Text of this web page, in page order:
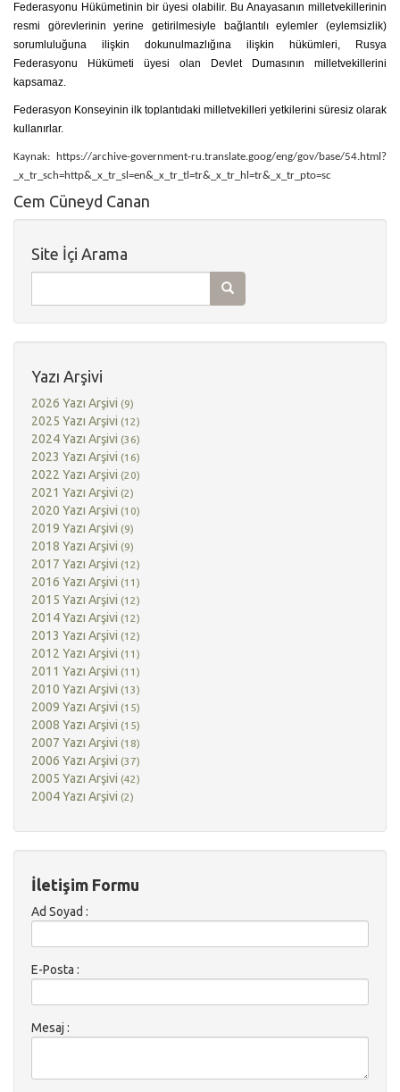
Federasyonu Hükümetinin bir üyesi olabilir. Bu Anayasanın milletvekillerinin
resmi görevlerinin yerine getirilmesiyle bağlantılı eylemler (eylemsizlik)
sorumluluğuna ilişkin dokunulmazlığına ilişkin hükümleri, Rusya
Federasyonu Hükümeti üyesi olan Devlet Dumasının milletvekillerini
kapsamaz.
Federasyon Konseyinin ilk toplantıdaki milletvekilleri yetkilerini süresiz olarak
kullanırlar.
Kaynak:
https://archive-government-ru.translate.goog/eng/gov/base/54.html?
_x_tr_sch=http&_x_tr_sl=en&_x_tr_tl=tr&_x_tr_hl=tr&_x_tr_pto=sc
Cem Cüneyd Canan
Site İçi Arama
Yazı Arşivi
2026 Yazı Arşivi (9)
2025 Yazı Arşivi (12)
2024 Yazı Arşivi (36)
2023 Yazı Arşivi (16)
2022 Yazı Arşivi (20)
2021 Yazı Arşivi (2)
2020 Yazı Arşivi (10)
2019 Yazı Arşivi (9)
2018 Yazı Arşivi (9)
2017 Yazı Arşivi (12)
2016 Yazı Arşivi (11)
2015 Yazı Arşivi (12)
2014 Yazı Arşivi (12)
2013 Yazı Arşivi (12)
2012 Yazı Arşivi (11)
2011 Yazı Arşivi (11)
2010 Yazı Arşivi (13)
2009 Yazı Arşivi (15)
2008 Yazı Arşivi (15)
2007 Yazı Arşivi (18)
2006 Yazı Arşivi (37)
2005 Yazı Arşivi (42)
2004 Yazı Arşivi (2)
İletişim Formu
Ad Soyad :
E-Posta :
Mesaj :